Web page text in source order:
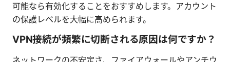
可能なら有効化することをおすすめします。アカウント
の保護レベルを大幅に高められます。
VPN接続が頻繁に切断される原因は何ですか？
ネットワークの不安定さ、ファイアウォールやアンチウ